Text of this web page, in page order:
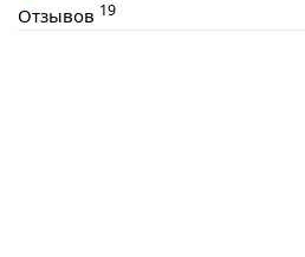
Отзывов 19